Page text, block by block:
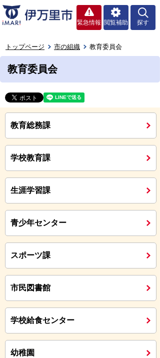
緊急情報 閲覧補助 探す
トップページ 市の組織 教育委員会
教育委員会
教育総務課
学校教育課
生涯学習課
青少年センター
スポーツ課
市民図書館
学校給食センター
幼稚園